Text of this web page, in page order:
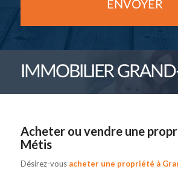
IMMOBILIER
Acheter ou vendre une
Métis
Désirez-vous acheter une propriété à